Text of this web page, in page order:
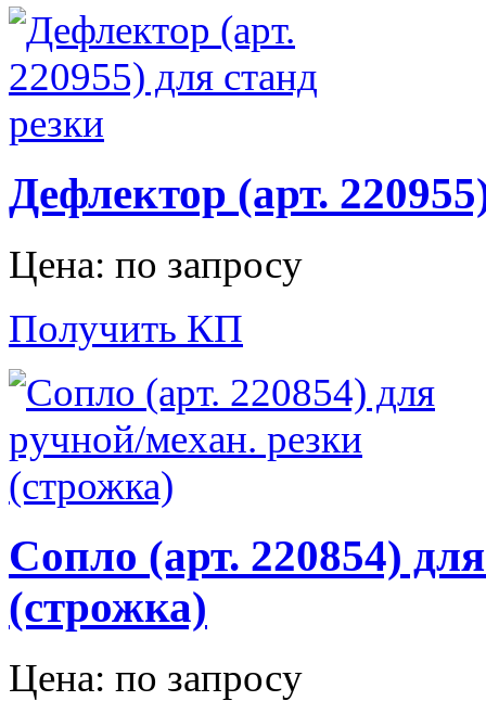
Дефлектор (арт.
Цена: по запросу
Получить КП
Сопло (арт. 220854)
(строжка)
Цена: по запросу